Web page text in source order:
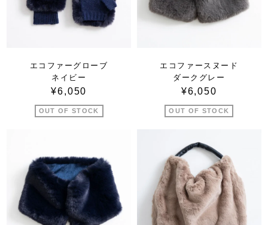
エコファーグローブ
ネイビー
¥6,050
OUT OF STOCK
エコファースヌード
ダークグレー
¥6,050
OUT OF STOCK